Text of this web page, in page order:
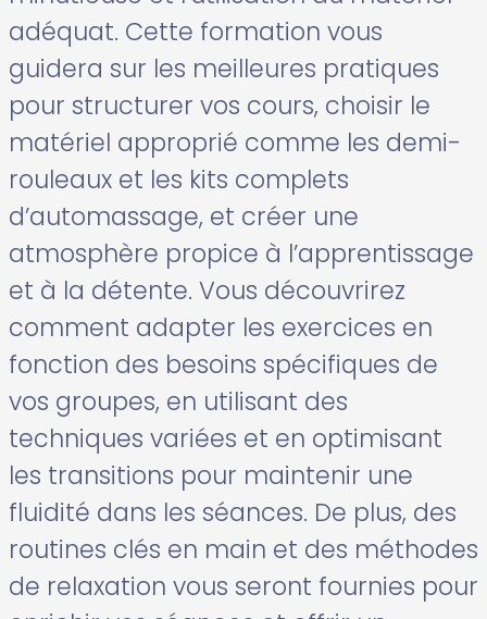
adéquat. Cette formation vous
guidera sur les meilleures pratiques
pour structurer vos cours, choisir le
matériel approprié comme les demi-
rouleaux et les kits complets
d’automassage, et créer une
atmosphère propice à l’apprentissage
et à la détente. Vous découvrirez
comment adapter les exercices en
fonction des besoins spécifiques de
vos groupes, en utilisant des
techniques variées et en optimisant
les transitions pour maintenir une
fluidité dans les séances. De plus, des
routines clés en main et des méthodes
de relaxation vous seront fournies pour